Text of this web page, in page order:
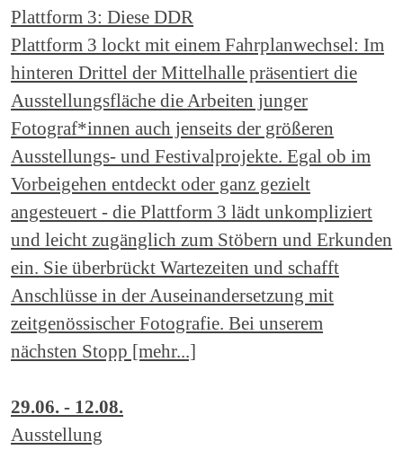
Plattform 3: Diese DDR
Plattform 3 lockt mit einem Fahrplanwechsel: Im
hinteren Drittel der Mittelhalle präsentiert die
Ausstellungsfläche die Arbeiten junger
Fotograf*innen auch jenseits der größeren
Ausstellungs- und Festivalprojekte. Egal ob im
Vorbeigehen entdeckt oder ganz gezielt
angesteuert - die Plattform 3 lädt unkompliziert
und leicht zugänglich zum Stöbern und Erkunden
ein. Sie überbrückt Wartezeiten und schafft
Anschlüsse in der Auseinandersetzung mit
zeitgenössischer Fotografie. Bei unserem
nächsten Stopp [mehr...]
29.06. - 12.08.
Ausstellung